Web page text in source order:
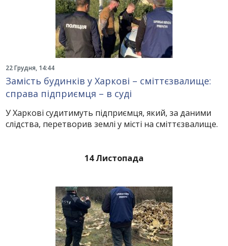
22 Грудня, 14:44
Замість будинків у Харкові – сміттєзвалище:
справа підприємця – в суді
У Харкові судитимуть підприємця, який, за даними
слідства, перетворив землі у місті на сміттєзвалище.
14 Листопада